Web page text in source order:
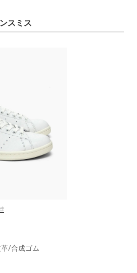
スミス
/合成ゴム